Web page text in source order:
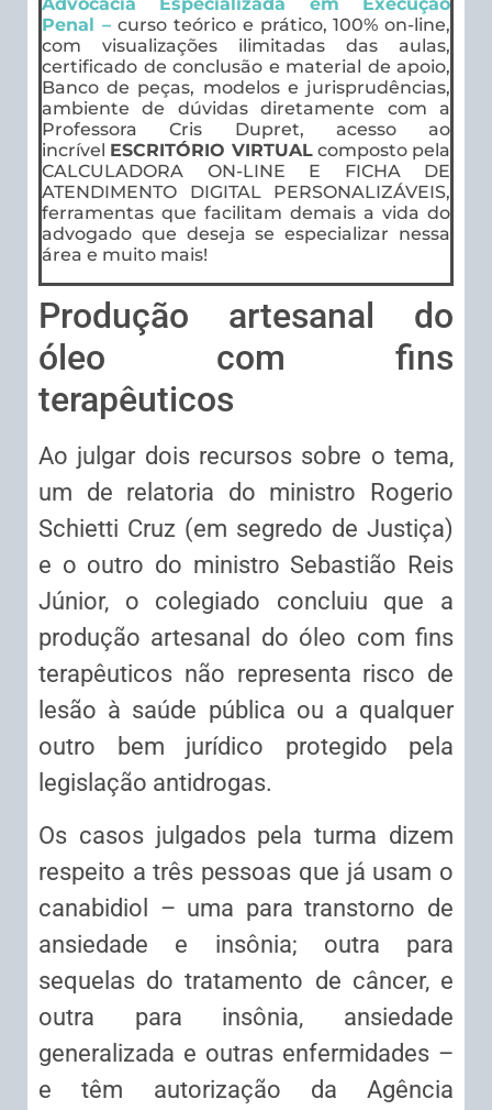
Advocacia Especializada em Execução
Penal –curso teórico e prático, 100% on-line,
com visualizações ilimitadas das aulas,
certificado de conclusão e material de apoio,
Banco de peças, modelos e jurisprudências,
ambiente de dúvidas diretamente com a
Professora Cris Dupret, acesso ao
incrível ESCRITÓRIO VIRTUALcomposto pela
CALCULADORA ON-LINE E FICHA DE
ATENDIMENTO DIGITAL PERSONALIZÁVEIS,
ferramentas que facilitam demais a vida do
advogado que deseja se especializar nessa
área e muito mais!
Produção artesanal do
óleo com fins
terapêuticos
Ao julgar dois recursos sobre o tema,
um de relatoria do ministro Rogerio
Schietti Cruz (em segredo de Justiça)
e o outro do ministro Sebastião Reis
Júnior, o colegiado concluiu que a
produção artesanal do óleo com fins
terapêuticos não representa risco de
lesão à saúde pública ou a qualquer
outro bem jurídico protegido pela
legislação antidrogas.
Os casos julgados pela turma dizem
respeito a três pessoas que já usam o
canabidiol – uma para transtorno de
ansiedade e insônia; outra para
sequelas do tratamento de câncer, e
outra para insônia, ansiedade
generalizada e outras enfermidades –
e têm autorização da Agência